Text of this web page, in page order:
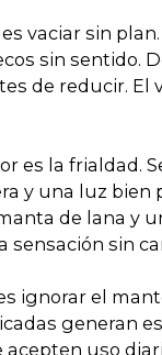
vaciar sin
sin sentido.
de reducir. El
es la frialdad.
y una luz bien
de lana y
sensación sin
ignorar el
generan
uso